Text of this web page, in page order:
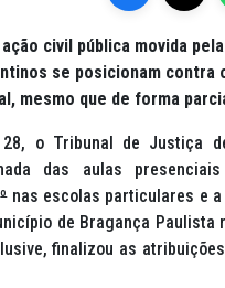
civil pública movida
se posicionam contra
mesmo que de forma
o Tribunal de Justiça
das aulas
ºnas escolas particulares e
de Bragança Paulista
finalizou as